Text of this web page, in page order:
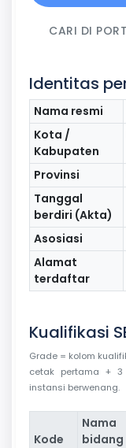
CARI DI
Identitas
Nama resmi
Kota /
Kabupaten
Provinsi
Tanggal
berdiri (Akta)
Asosiasi
Alamat
terdaftar
Kualifikasi
Grade = kolom
cetak pertama + 3
instansi berwenang.
Kode
Nama
bidang